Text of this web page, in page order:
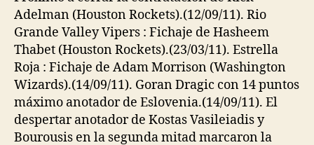
Adelman (Houston Rockets).(12/09/11). Rio
Grande Valley Vipers : Fichaje de Hasheem
Thabet (Houston Rockets).(23/03/11). Estrella
Roja : Fichaje de Adam Morrison (Washington
Wizards).(14/09/11). Goran Dragic con 14 puntos
máximo anotador de Eslovenia.(14/09/11). El
despertar anotador de Kostas Vasileiadis y
Bourousis en la segunda mitad marcaron la